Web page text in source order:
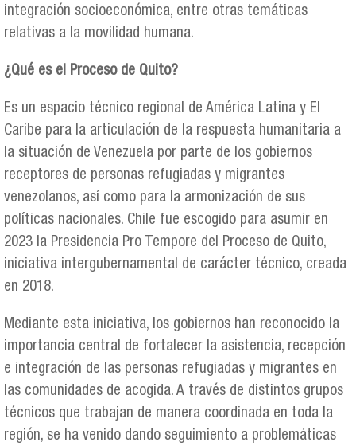
integración socioeconómica, entre otras temáticas
relativas a la movilidad humana.
¿Qué es el Proceso de Quito?
Es un espacio técnico regional de América Latina y El
Caribe para la articulación de la respuesta humanitaria a
la situación de Venezuela por parte de los gobiernos
receptores de personas refugiadas y migrantes
venezolanos, así como para la armonización de sus
políticas nacionales. Chile fue escogido para asumir en
2023 la Presidencia Pro Tempore del Proceso de Quito,
iniciativa intergubernamental de carácter técnico, creada
en 2018.
Mediante esta iniciativa, los gobiernos han reconocido la
importancia central de fortalecer la asistencia, recepción
e integración de las personas refugiadas y migrantes en
las comunidades de acogida. A través de distintos grupos
técnicos que trabajan de manera coordinada en toda la
región, se ha venido dando seguimiento a problemáticas